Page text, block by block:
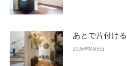
あとで片付け
2026年8月5日